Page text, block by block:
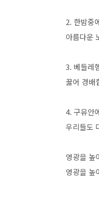
2. 한밤중
아름다운
3. 베들레
꿇어 경배
4. 구유안
우리들도
영광을 높
영광을 높